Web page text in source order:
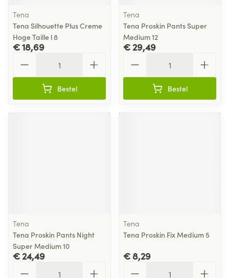
Tena
Tena Silhouette Plus Creme
Hoge Taille l 8
€ 18,69
Bestel
Tena
Tena Proskin Pants Super
Medium 12
€ 29,49
Bestel
Tena
Tena Proskin Pants Night
Super Medium 10
€ 24,49
Tena
Tena Proskin Fix Medium 5
€ 8,29